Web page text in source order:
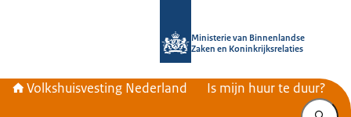
Ministerie van Binnenlandse
Zaken en Koninkrijksrelaties
Volkshuisvesting Nederland Is mijn huur te duur?